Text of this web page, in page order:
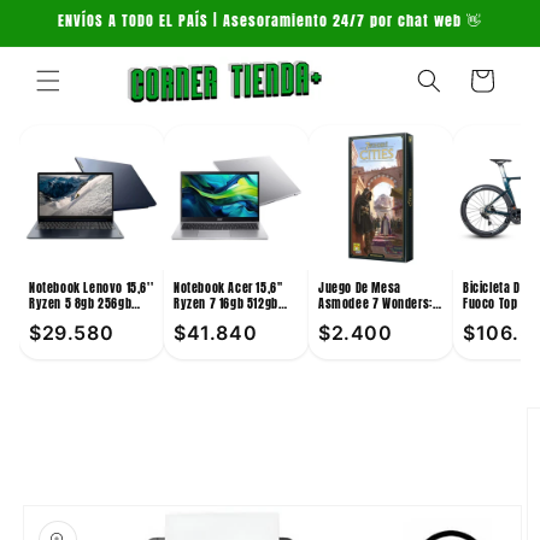
directamente
al contenido
ENVÍOS A TODO EL PAÍS | Asesoramiento 24/7 por chat web 👋
Carrito
Notebook Lenovo 15,6''
Ryzen 5 8gb 256gb
$29.580
Notebook Acer 15,6''
Ryzen 7 16gb 512gb
$41.840
Juego De Mesa
Asmodee 7 Wonders:
$2.400
Bicicleta De
Fuoco Top